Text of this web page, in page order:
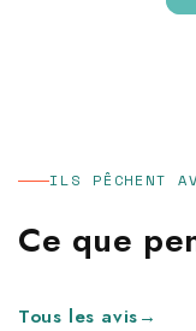
ILS PÊCHENT
Ce que
Tous les avis→